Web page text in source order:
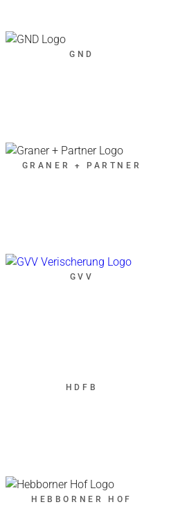
GND
GRANER + PARTNER
GVV
HDFB
HEBBORNER HOF